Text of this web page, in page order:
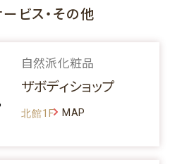
ビス・その他
自然派化粧品
ザボディショップ
北館1F MAP